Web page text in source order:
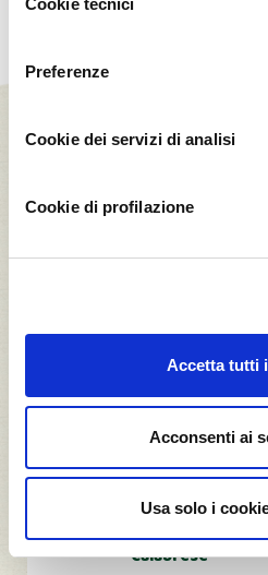
delCookie tecnici
Preferenze
Cookie dei servizi di analisi
Cookie di profilazione
Accetta tutti
Acconsenti ai
Usa solo i
Il
1,40
20
Arancia Bionda
Calabrese